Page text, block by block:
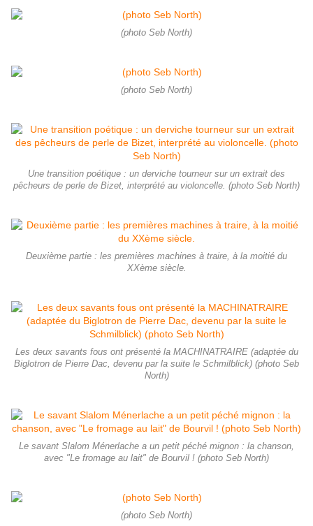
(photo Seb North)
(photo Seb North)
Une transition poétique : un derviche tourneur sur un extrait des
pêcheurs de perle de Bizet, interprété au violoncelle. (photo Seb North)
Deuxième partie : les premières machines à traire, à la moitié du
XXème siècle.
Les deux savants fous ont présenté la MACHINATRAIRE (adaptée du
Biglotron de Pierre Dac, devenu par la suite le Schmilblick) (photo Seb
North)
Le savant Slalom Ménerlache a un petit péché mignon : la chanson,
avec "Le fromage au lait" de Bourvil ! (photo Seb North)
(photo Seb North)